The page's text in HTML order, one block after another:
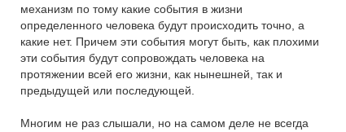
механизм по тому какие события в жизни
определенного человека будут происходить точно, а
какие нет. Причем эти события могут быть, как плохими
эти события будут сопровождать человека на
протяжении всей его жизни, как нынешней, так и
предыдущей или последующей.
Многим не раз слышали, но на самом деле не всегда